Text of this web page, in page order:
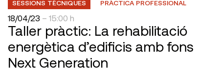
SESSIONS TÈCNIQUES PRÀCTICA PROFESSIONAL
18/04/23 – 15:00 h
Taller pràctic: La rehabilitació
energètica d’edificis amb fons
Next Generation